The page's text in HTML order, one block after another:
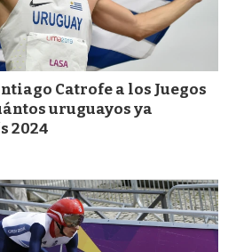
Catrofe a los Juegos
uruguayos ya
2024